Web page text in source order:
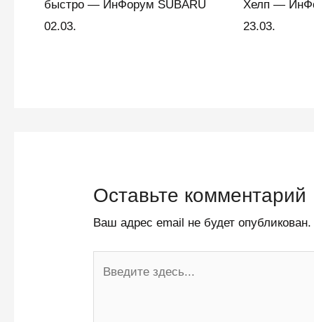
быстро — ИнФорум SUBARU
02.03.
Хелп —
23.03.
Оставьте комментарий
Ваш адрес email не будет опубликован.